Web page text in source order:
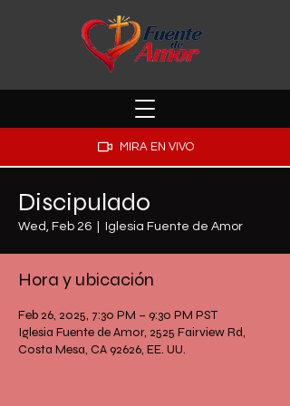
MIRA EN VIVO
Discipulado
Wed, Feb 26 Iglesia Fuente de Amor
Hora y ubicación
Feb 26, 2025, 7:30 PM – 9:30 PM PST
Iglesia Fuente de Amor, 2525 Fairview Rd,
Costa Mesa, CA 92626, EE. UU.